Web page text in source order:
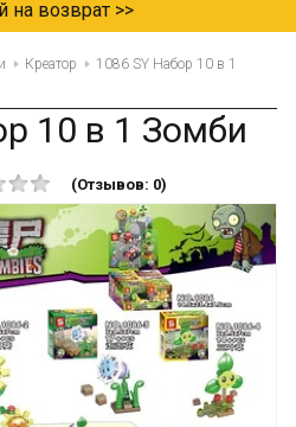
покупателей >>
Креатор
1086 SY Набор 10 в 1
10 в 1 Зомби
(Отзывов: 0)